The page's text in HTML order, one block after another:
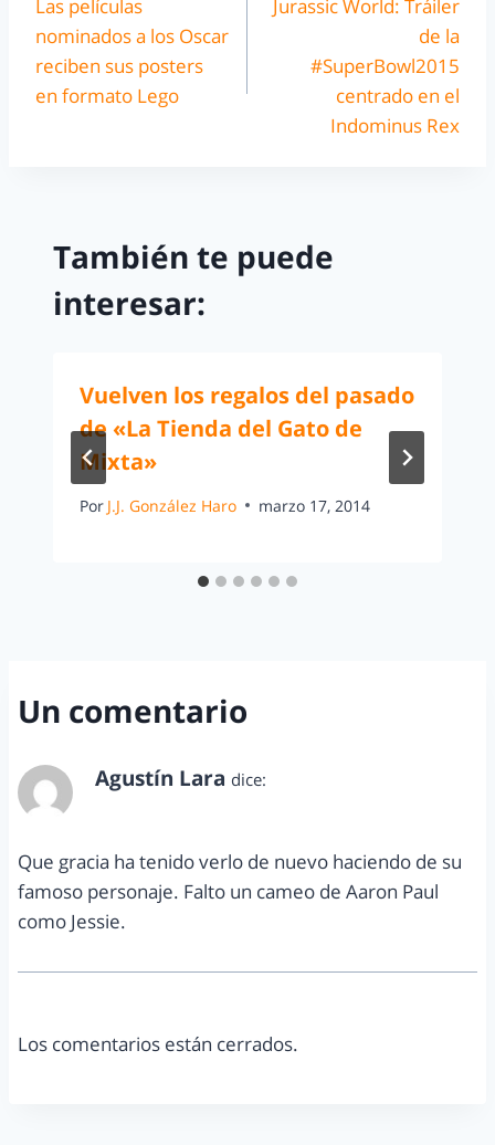
Las películas
nominados a los Oscar
reciben sus posters
en formato Lego
Jurassic World: Tráiler
de la
#SuperBowl2015
centrado en el
Indominus Rex
También te puede
interesar:
Vuelven los regalos del pasado
de «La Tienda del Gato de
Mixta»
Por J.J. González Haro marzo 17, 2014
Un comentario
Agustín Lara dice:
Que gracia ha tenido verlo de nuevo haciendo de su
famoso personaje. Falto un cameo de Aaron Paul
como Jessie.
Los comentarios están cerrados.